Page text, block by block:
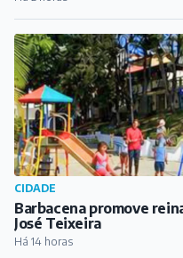
CIDADE
Barbacena promove
José Teixeira
Há 14 horas